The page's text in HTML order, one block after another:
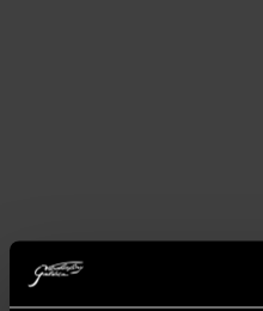
Nagy